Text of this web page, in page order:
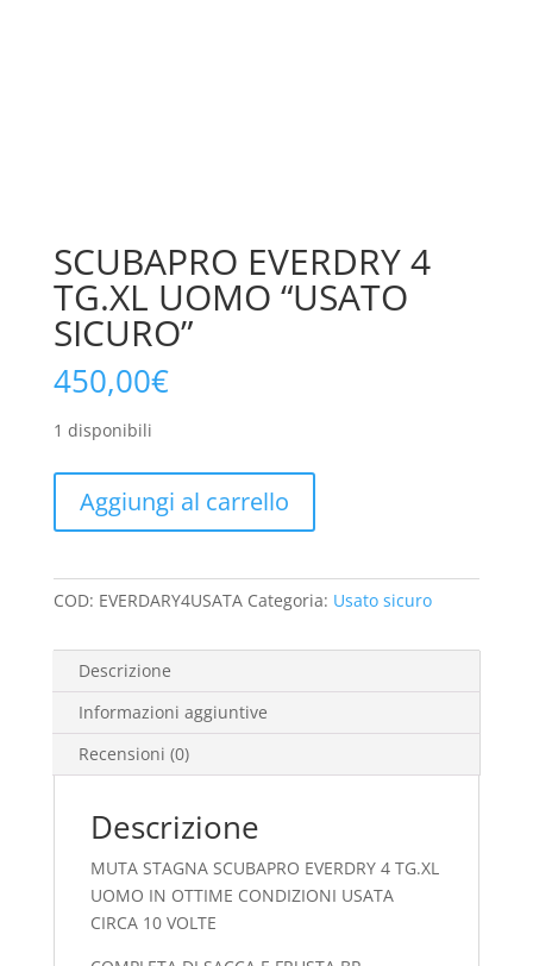
SCUBAPRO EVERDRY 4
TG.XL UOMO “USATO
SICURO”
450,00€
1 disponibili
EVERDRY
4
UOMO
SICURO"
quantità
Aggiungi al carrello
COD: EVERDARY4USATA Categoria: Usato sicuro
Descrizione
Informazioni aggiuntive
Recensioni (0)
Descrizione
MUTA STAGNA SCUBAPRO EVERDRY 4 TG.XL
UOMO IN OTTIME CONDIZIONI USATA
CIRCA 10 VOLTE